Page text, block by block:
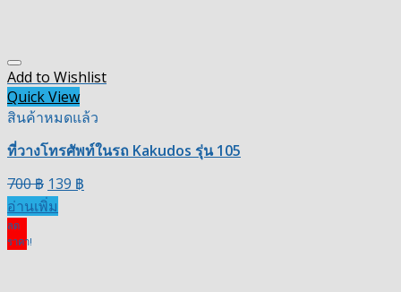
Add to Wishlist
Quick View
สินค้าหมดแล้ว
ที่วางโทรศัพท์ในรถ Kakudos รุ่น 105
700฿ 139 ฿
อ่านเพิ่ม
ลด
ราคา!